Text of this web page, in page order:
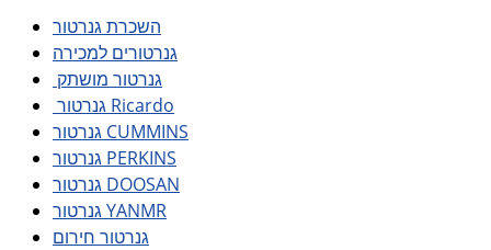
השכרת גנרטור
גנרטורים למכירה
גנרטור מושתק
גנרטור Ricardo
גנרטור CUMMINS
גנרטור PERKINS
גנרטור DOOSAN
גנרטור YANMR
גנרטור חירום